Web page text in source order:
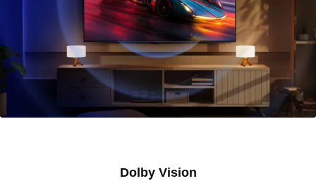
Dolby Vision